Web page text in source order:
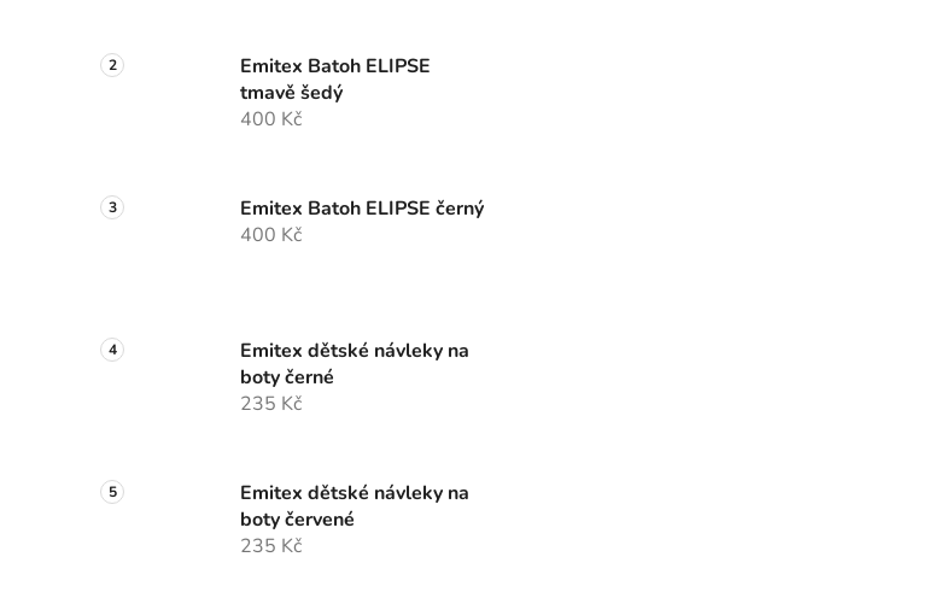
Emitex Batoh ELIPSE
tmavě šedý
400 Kč
Emitex Batoh ELIPSE černý
400 Kč
Emitex dětské návleky na
boty černé
235 Kč
Emitex dětské návleky na
boty červené
235 Kč